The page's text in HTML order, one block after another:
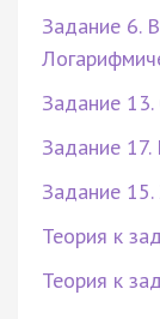
Задание 6.
Задание 13.
Задание 17.
Задание 15.
Теория к
Теория к